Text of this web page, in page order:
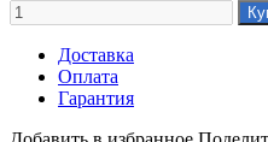
Доставка
Оплата
Гарантия